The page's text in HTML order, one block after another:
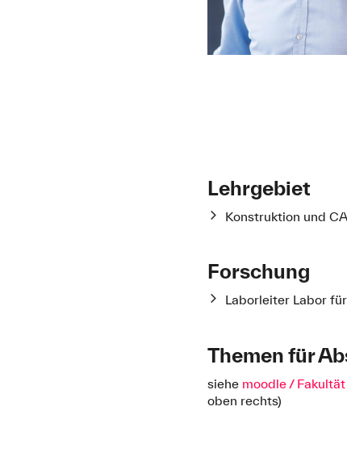
Lehrgebiet
Konstruktion und
Forschung
Laborleiter Labor
Themen für
siehe moodle /
oben rechts)